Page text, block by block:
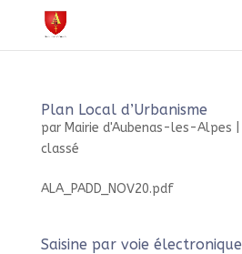
Plan Local d’Urbanisme
par Mairie d'Aubenas-les-Alpes
classé
ALA_PADD_NOV20.pdf
Saisine par voie électronique